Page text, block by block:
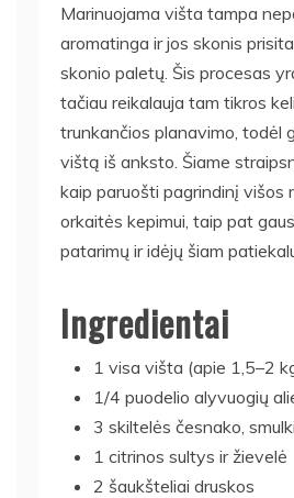
Marinuojama višta tampa
aromatinga ir jos skonis
skonio paletų. Šis procesas
tačiau reikalauja tam tikros
trunkančios planavimo, todėl
vištą iš anksto. Šiame
kaip paruošti pagrindinį višos
orkaitės kepimui, taip pat
patarimų ir idėjų šiam
Ingredientai
1 visa višta (apie 1,5–2
1/4 puodelio alyvuogių
3 skiltelės česnako,
1 citrinos sultys ir žievelė
2 šaukšteliai druskos